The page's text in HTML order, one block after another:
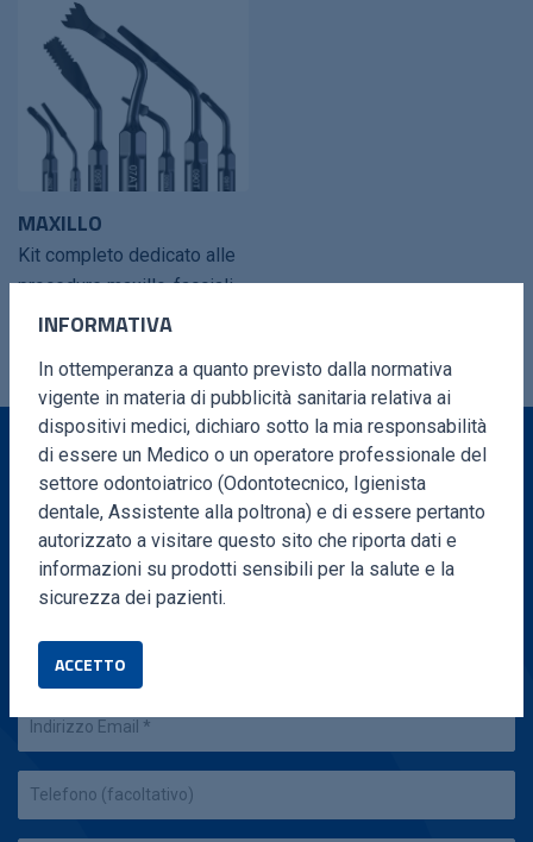
MAXILLO
Kit completo dedicato alle
procedure maxillo-facciali.
VUOI MAGGIORI INFORMAZIONI?
Compila il form e ti ricontatteremo in brevissimo
tempo
INFORMATIVA
In ottemperanza a quanto previsto dalla normativa
vigente in materia di pubblicità sanitaria relativa ai
dispositivi medici, dichiaro sotto la mia responsabilità
di essere un Medico o un operatore professionale del
settore odontoiatrico (Odontotecnico, Igienista
dentale, Assistente alla poltrona) e di essere pertanto
autorizzato a visitare questo sito che riporta dati e
informazioni su prodotti sensibili per la salute e la
sicurezza dei pazienti.
ACCETTO